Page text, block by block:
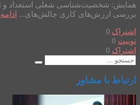
همایش: شخصیت‌شناسی شغلی استعداد و
بررسی ارزش‌های کاری چالش‌های...
اشتراک 0
توییت 0
اشتراک 0
ارتباط با مشاور